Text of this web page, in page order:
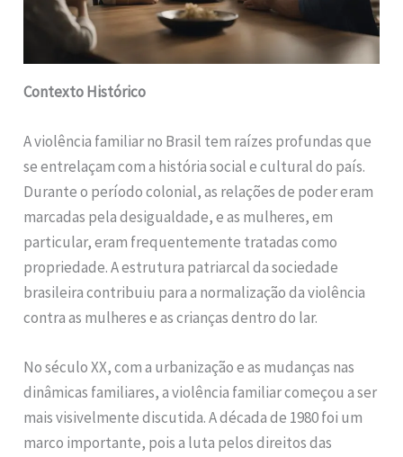
Contexto Histórico
A violência familiar no Brasil tem raízes profundas que
se entrelaçam com a história social e cultural do país.
Durante o período colonial, as relações de poder eram
marcadas pela desigualdade, e as mulheres, em
particular, eram frequentemente tratadas como
propriedade. A estrutura patriarcal da sociedade
brasileira contribuiu para a normalização da violência
contra as mulheres e as crianças dentro do lar.
No século XX, com a urbanização e as mudanças nas
dinâmicas familiares, a violência familiar começou a ser
mais visivelmente discutida. A década de 1980 foi um
marco importante, pois a luta pelos direitos das